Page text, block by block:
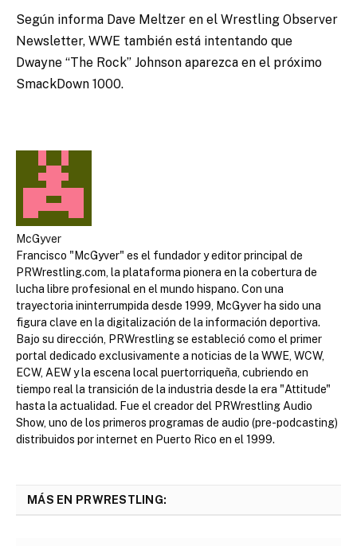
Según informa Dave Meltzer en el Wrestling Observer
Newsletter, WWE también está intentando que
Dwayne “The Rock” Johnson aparezca en el próximo
SmackDown 1000.
McGyver
Francisco "McGyver" es el fundador y editor principal de
PRWrestling.com, la plataforma pionera en la cobertura de
lucha libre profesional en el mundo hispano. Con una
trayectoria ininterrumpida desde 1999, McGyver ha sido una
figura clave en la digitalización de la información deportiva.
Bajo su dirección, PRWrestling se estableció como el primer
portal dedicado exclusivamente a noticias de la WWE, WCW,
ECW, AEW y la escena local puertorriqueña, cubriendo en
tiempo real la transición de la industria desde la era "Attitude"
hasta la actualidad. Fue el creador del PRWrestling Audio
Show, uno de los primeros programas de audio (pre-podcasting)
distribuidos por internet en Puerto Rico en el 1999.
MÁS EN PRWRESTLING: